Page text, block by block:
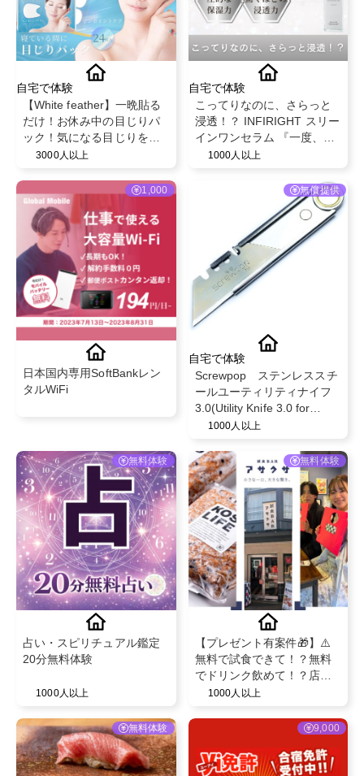
自宅で体験
【White feather】一晩貼る
だけ！お休み中の目じりパ
ック！気になる目じりをし
っかりカバー
3000人以上
自宅で体験
こってりなのに、さらっと
浸透！？ INFIRIGHT スリー
インワンセラム 『一度、体
感するとやめられない』
1000人以上
1,000
日本国内専用SoftBankレン
タルWiFi
無償提供
自宅で体験
Screwpop ステンレススチ
ールユーティリティナイフ
3.0(Utility Knife 3.0 for
Keychain) キーチェーン
ル カラビナ カッター 栓抜
き機能付
1000人以上
無料体験
占い・スピリチュアル鑑定
20分無料体験
1000人以上
無料体験
【プレゼント有案件🎁】⚠️
無料で試食できて！？無料
でドリンク飲めて！？店内
商品プレゼント！？
1000人以上
無料体験 9,000